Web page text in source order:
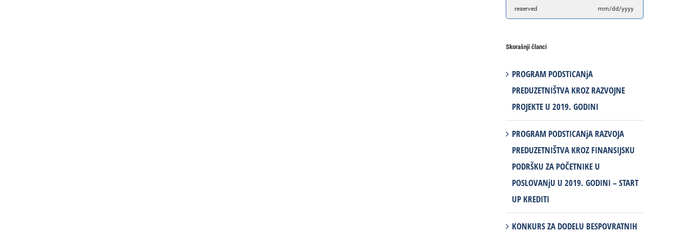
reserved mm/dd/yyyy
Skorašnji članci
PROGRAM PODSTICANjA
PREDUZETNIŠTVA KROZ RAZVOJNE
PROJEKTE U 2019. GODINI
PROGRAM PODSTICANjA RAZVOJA
PREDUZETNIŠTVA KROZ FINANSIJSKU
PODRŠKU ZA POČETNIKE U
POSLOVANjU U 2019. GODINI – START
UP KREDITI
KONKURS ZA DODELU BESPOVRATNIH